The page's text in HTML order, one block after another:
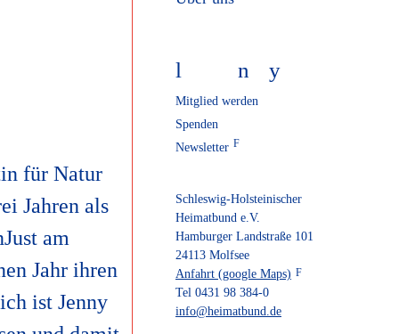
l n y
Mitglied werden
Spenden
Newsletter
Schleswig-Holsteinischer
Heimatbund e.V.
Hamburger Landstraße 101
24113 Molfsee
Anfahrt (google Maps)
Tel 0431 98 384-0
info@heimatbund.de
für Natur
Jahren als
am
Jahr ihren
ist Jenny